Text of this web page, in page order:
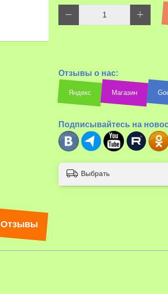
Наведите
Отзывы о нас:
Яндекс Магазин
Подписывайтесь на
Выбрать
Отзывы